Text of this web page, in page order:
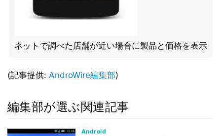
ネットで調べた店舗が近い場合に製品と価格を表示
(記事提供: AndroWire編集部)
編集部が選ぶ関連記事
Android